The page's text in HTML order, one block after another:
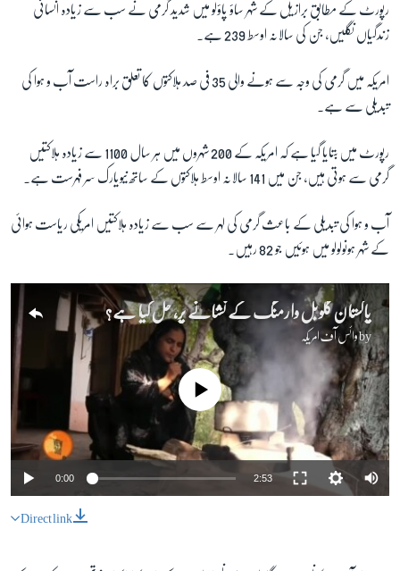
رپورٹ کے مطابق برازیل کے شہر ساؤ پاؤلو میں شدید گرمی نے سب سے زیادہ انسانی
زندگیاں نگلیں، جن کی سالانہ اوسط 239 ہے۔
امریکہ میں گرمی کی وجہ سے ہونے والی 35 فی صد ہلاکتوں کا تعلق براہ راست آب و ہوا کی
تبدیلی سے ہے۔
رپورٹ میں بتایا گیا ہے کہ امریکہ کے 200 شہروں میں ہر سال 1100 سے زیادہ ہلاکتیں
گرمی سے ہوتی ہیں، جن میں 141 سالانہ اوسط ہلاکتوں کے ساتھ نیویارک سر فہرست ہے۔
آب و ہوا کی تبدیلی کے باعث گرمی کی لہر سے سب سے زیادہ ہلاکتیں امریکی ریاست ہوائی
کے شہر ہونولولو میں ہوئیں جو 82 رہیں۔
پاکستان گلوبل وارمنگ کے نشانے پر، حل کیا ہے؟
byوائس آف امریکہ
No media source currently available
0:00 2:53
Direct link